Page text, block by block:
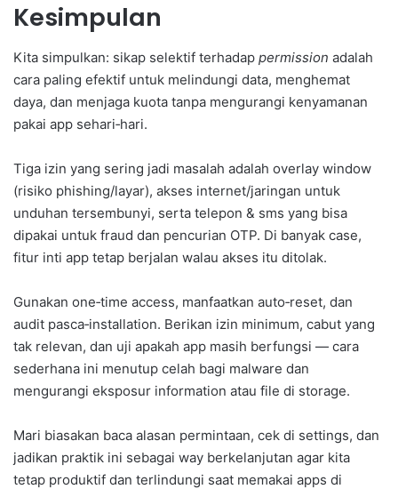
Kesimpulan
Kita simpulkan: sikap selektif terhadap permission adalah
cara paling efektif untuk melindungi data, menghemat
daya, dan menjaga kuota tanpa mengurangi kenyamanan
pakai app sehari‑hari.
Tiga izin yang sering jadi masalah adalah overlay window
(risiko phishing/layar), akses internet/jaringan untuk
unduhan tersembunyi, serta telepon & sms yang bisa
dipakai untuk fraud dan pencurian OTP. Di banyak case,
fitur inti app tetap berjalan walau akses itu ditolak.
Gunakan one‑time access, manfaatkan auto‑reset, dan
audit pasca‑installation. Berikan izin minimum, cabut yang
tak relevan, dan uji apakah app masih berfungsi — cara
sederhana ini menutup celah bagi malware dan
mengurangi eksposur information atau file di storage.
Mari biasakan baca alasan permintaan, cek di settings, dan
jadikan praktik ini sebagai way berkelanjutan agar kita
tetap produktif dan terlindungi saat memakai apps di